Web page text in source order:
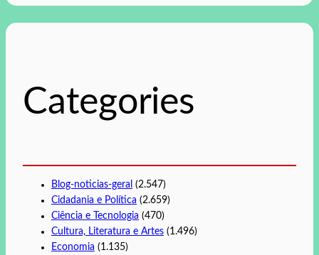
aCategories
Blog-noticias-geral (2.547)
Cidadania e Política (2.659)
Ciência e Tecnologia (470)
Cultura, Literatura e Artes (1.496)
Economia (1.135)